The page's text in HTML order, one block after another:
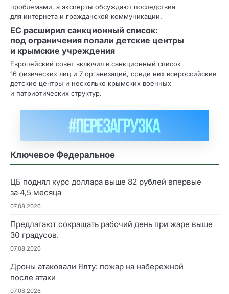
проблемами, а эксперты обсуждают последствия
для интернета и гражданской коммуникации.
ЕС расширил санкционный список:
под ограничения попали детские центры
и крымские учреждения
Европейский совет включил в санкционный список
16 физических лиц и 7 организаций, среди них всероссийские
детские центры и несколько крымских военных
и патриотических структур.
Ключевое Федеральное
ЦБ поднял курс доллара выше 82 рублей впервые
за 4,5 месяца
07.08.2026
Предлагают сокращать рабочий день при жаре выше
30 градусов.
07.08.2026
Дроны атаковали Ялту: пожар на набережной
после атаки
07.08.2026